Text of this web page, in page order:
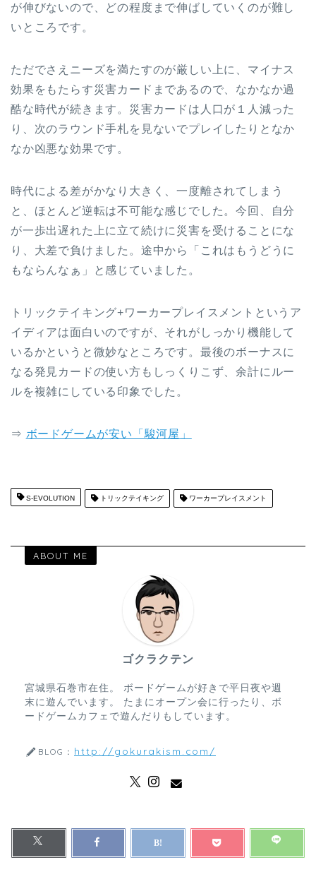
が伸びないので、どの程度まで伸ばしていくのが難し
いところです。
ただでさえニーズを満たすのが厳しい上に、マイナス
効果をもたらす災害カードまであるので、なかなか過
酷な時代が続きます。災害カードは人口が１人減った
り、次のラウンド手札を見ないでプレイしたりとなか
なか凶悪な効果です。
時代による差がかなり大きく、一度離されてしまう
と、ほとんど逆転は不可能な感じでした。今回、自分
が一歩出遅れた上に立て続けに災害を受けることにな
り、大差で負けました。途中から「これはもうどうに
もならんなぁ」と感じていました。
トリックテイキング+ワーカープレイスメントというア
イディアは面白いのですが、それがしっかり機能して
いるかというと微妙なところです。最後のボーナスに
なる発見カードの使い方もしっくりこず、余計にルー
ルを複雑にしている印象でした。
⇒ ボードゲームが安い「駿河屋」
S-EVOLUTION トリックテイキング ワーカープレイスメント
ABOUT ME
ゴクラクテン
宮城県石巻市在住。 ボードゲームが好きで平日夜や週
末に遊んでいます。 たまにオープン会に行ったり、ボ
ードゲームカフェで遊んだりもしています。
BLOG： http://gokurakism.com/